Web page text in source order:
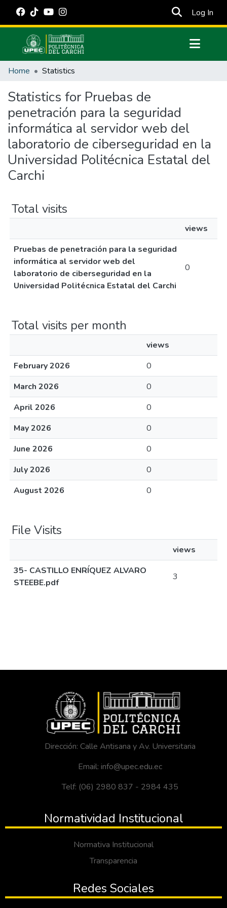
Log In
Communities & Collections
Estadísticas Externas
Manuales
Home Statistics
Statistics for Pruebas de
penetración para la seguridad
informática al servidor web del
laboratorio de ciberseguridad en la
Universidad Politécnica Estatal del
Carchi
Total visits
views
Pruebas de penetración para la seguridad
informática al servidor web del
laboratorio de ciberseguridad en la
Universidad Politécnica Estatal del Carchi
0
Total visits per month
views
February 2026
0
March 2026
0
April 2026
0
May 2026
0
June 2026
0
July 2026
0
August 2026
0
File Visits
views
35- CASTILLO ENRÍQUEZ ALVARO
STEEBE.pdf
3
Dirección: Calle Antisana y Av. Universitaria
Email: info@upec.edu.ec
Telf: (06) 2980 837 - 2984 435
Normatividad Institucional
Normativa Institucional
Transparencia
Redes Sociales